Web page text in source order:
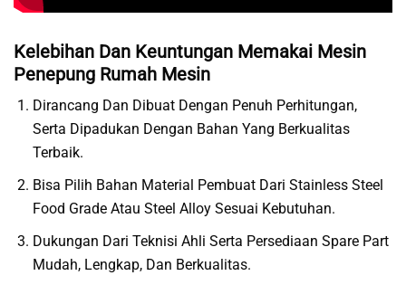
Kelebihan Dan Keuntungan Memakai Mesin
Penepung Rumah Mesin
Dirancang Dan Dibuat Dengan Penuh Perhitungan,
Serta Dipadukan Dengan Bahan Yang Berkualitas
Terbaik.
Bisa Pilih Bahan Material Pembuat Dari Stainless Steel
Food Grade Atau Steel Alloy Sesuai Kebutuhan.
Dukungan Dari Teknisi Ahli Serta Persediaan Spare Part
Mudah, Lengkap, Dan Berkualitas.